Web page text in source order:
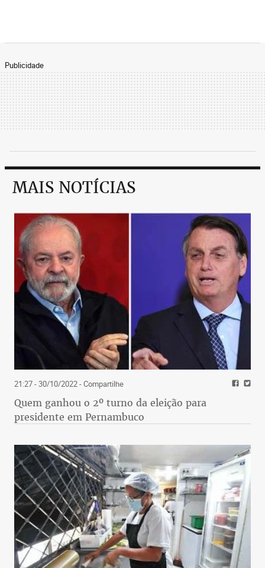
Publicidade
MAIS NOTÍCIAS
21:27 - 30/10/2022- Compartilhe
Quem ganhou o 2º turno da eleição para
presidente em Pernambuco